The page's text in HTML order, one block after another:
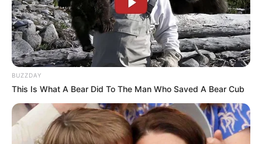
Langkah mudah dan ikuti ritme. Angin musim semi
yang bertiup lembut
Untuk petani mata uang yang sedang berjuang. Beri
Foto – foto Kim Jaehwan
1. Penyanyi solo ini memiliki visual yang imut
BUZZDAY
This Is What A Bear Did To The Man Who Saved A Bear Cub